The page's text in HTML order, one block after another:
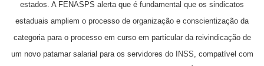
estados. A FENASPS alerta que é fundamental que os sindicatos
estaduais ampliem o processo de organização e conscientização da
categoria para o processo em curso em particular da reivindicação de
um novo patamar salarial para os servidores do INSS, compatível com